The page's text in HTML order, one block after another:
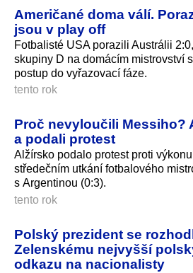
Američané doma válí.
jsou v play off
Fotbalisté USA porazili Austrálii
skupiny D na domácím mistrovství
postup do vyřazovací fáze.
tento rok
Proč nevyloučili Messiho?
a podali protest
Alžírsko podalo protest proti
středečním utkání fotbalového
s Argentinou (0:3).
tento rok
Polský prezident se
Zelenskému nejvyšší
odkazu na nacionalisty